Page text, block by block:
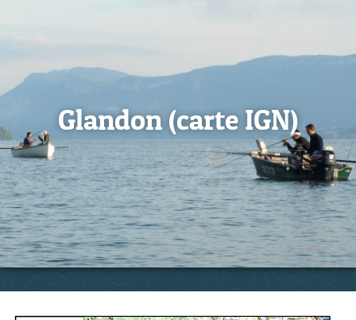
Glandon (carte IGN)